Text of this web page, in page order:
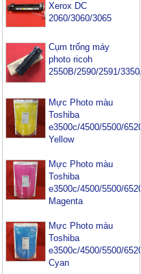
Xerox DC
2060/3060/3065
Cụm trống máy
photo ricoh
2550B/2590/2591/3350/
Mực Photo màu
Toshiba
e3500c/4500/5500/
Yellow
Mực Photo màu
Toshiba
e3500c/4500/5500/
Magenta
Mực Photo màu
Toshiba
e3500c/4500/5500/
Cyan